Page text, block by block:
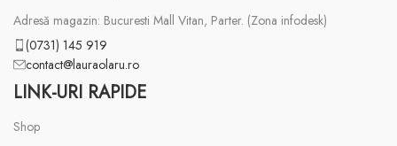
Adresă magazin: Bucuresti Mall Vitan, Parter. (Zona infodesk)
(0731) 145 919
contact@lauraolaru.ro
LINK-URI RAPIDE
Shop